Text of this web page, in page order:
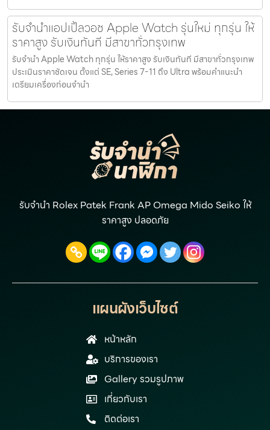
รับจำนำแอปเปิ้ลวอช Apple Watch รุ่นใหม่ ทุกรุ่น ให้
ราคาสูง รับเงินทันที มีสาขาทั่วกรุงเทพ
รับจำนำ Apple Watch ทุกรุ่น ให้ราคาสูง รับเงินทันที มีสาขาทั่วกรุงเทพ
ประเมินราคาชัดเจน ตั้งแต่ SE, Series 7-11 ถึง Ultra พร้อมคำแนะนำ
เตรียมเครื่องก่อนจำนำ
รับจำนำ Rolex Patek Frank AP Omega Mido Seiko ให้
ราคาสูง ปลอดภัย
แผนผังเว็บไซต์
หน้าหลัก
บริการของเรา
Gallery รวมรูปภาพ
เกี่ยวกับเรา
ติดต่อเรา